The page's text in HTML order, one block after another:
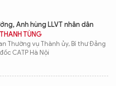
Anh hùng LLVT nhân dân
TÙNG
Thường vụ Thành ủy, Bí thư Đảng
CATP Hà Nội